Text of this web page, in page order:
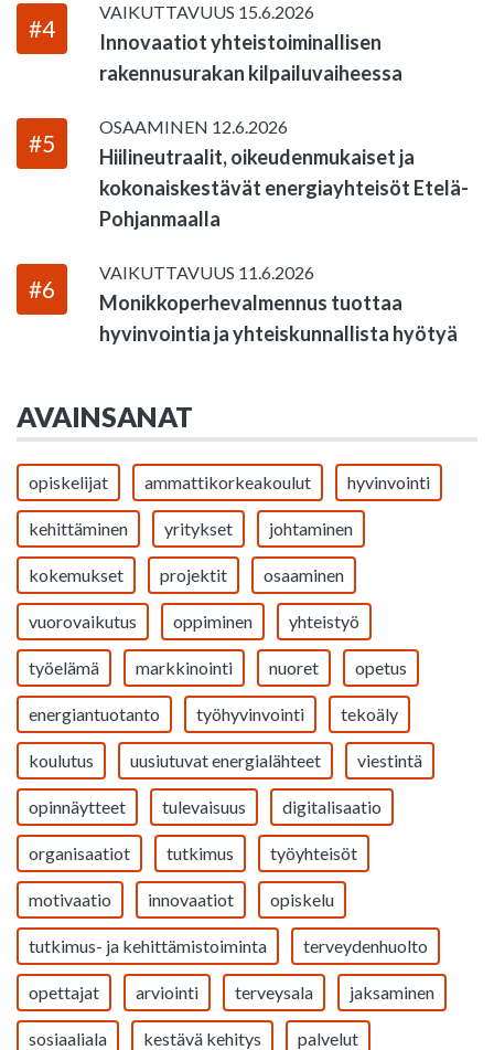
#4
VAIKUTTAVUUS 15.6.2026
Innovaatiot yhteistoiminallisen
rakennusurakan kilpailuvaiheessa
#5
OSAAMINEN 12.6.2026
Hiilineutraalit, oikeudenmukaiset ja
kokonaiskestävät energiayhteisöt Etelä-
Pohjanmaalla
#6
VAIKUTTAVUUS 11.6.2026
Monikkoperhevalmennus tuottaa
hyvinvointia ja yhteiskunnallista hyötyä
AVAINSANAT
opiskelijat ammattikorkeakoulut hyvinvointi
kehittäminen yritykset johtaminen
kokemukset projektit osaaminen
vuorovaikutus oppiminen yhteistyö
työelämä markkinointi nuoret opetus
energiantuotanto työhyvinvointi tekoäly
koulutus uusiutuvat energialähteet viestintä
opinnäytteet tulevaisuus digitalisaatio
organisaatiot tutkimus työyhteisöt
motivaatio innovaatiot opiskelu
tutkimus- ja kehittämistoiminta terveydenhuolto
opettajat arviointi terveysala jaksaminen
sosiaaliala kestävä kehitys palvelut